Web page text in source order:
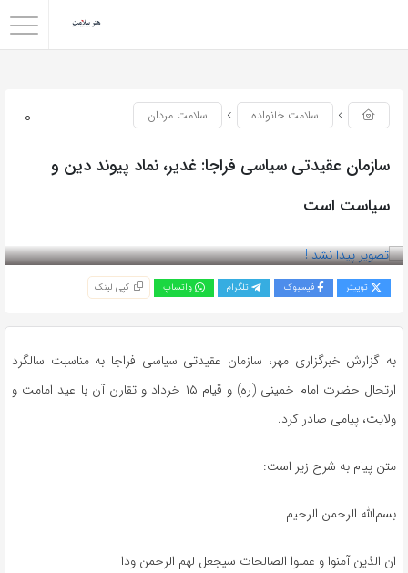
0 سلامت خانواده سلامت مردان
سازمان عقیدتی سیاسی فراجا: غدیر، نماد پیوند دین و
سیاست است
توییتر فیسبوک تلگرام واتساپ کپی لینک
به گزارش خبرگزاری مهر، سازمان عقیدتی سیاسی فراجا به مناسبت سالگرد
ارتحال حضرت امام خمینی (ره)‌ و قیام ۱۵ خرداد و تقارن آن با عید امامت و
ولایت، پیامی صادر کرد.
متن پیام به شرح زیر است:
بسم‌الله الرحمن الرحیم
ان الذین آمنوا و عملوا الصالحات سیجعل لهم الرحمن ودا